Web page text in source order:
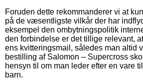
Foruden dette rekommanderer vi at
på de væsentligste vilkår der har
eksempel den ombytningspolitik
den forbindelse er det tillige relevant,
ens kvitteringsmail, således man altid
bestilling af Salomon – Supercross
hensyn til om man leder efter en vare
barn.